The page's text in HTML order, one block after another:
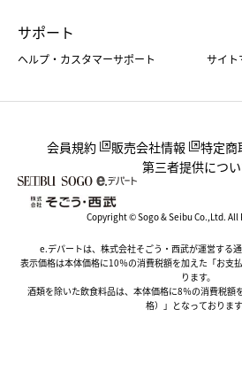
サポート
ヘルプ・カスタマーサポート サイト
会員規約 販売会社情報
特定商
第三者提供につ
Copyright © Sogo & Seibu Co.,Ltd. All
e.デパートは、株式会社そごう・西武が運営する
表示価格は本体価格に10％の消費税額を加えた「お支
ります。
酒類を除いた飲食料品は、本体価格に8％の消費税額
格）」となっております